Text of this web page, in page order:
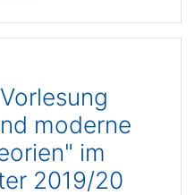
moderne
im
2019/20